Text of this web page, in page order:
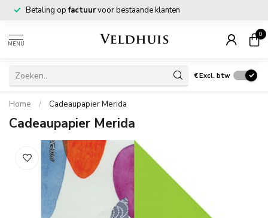
Betaling opfactuurvoor bestaande klanten
MENU
0
€Excl. btw
Home / Cadeaupapier Merida
Cadeaupapier Merida